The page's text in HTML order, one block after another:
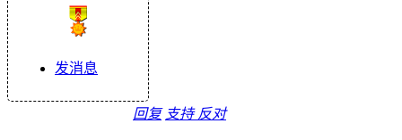
发消息
回复 支持 反对